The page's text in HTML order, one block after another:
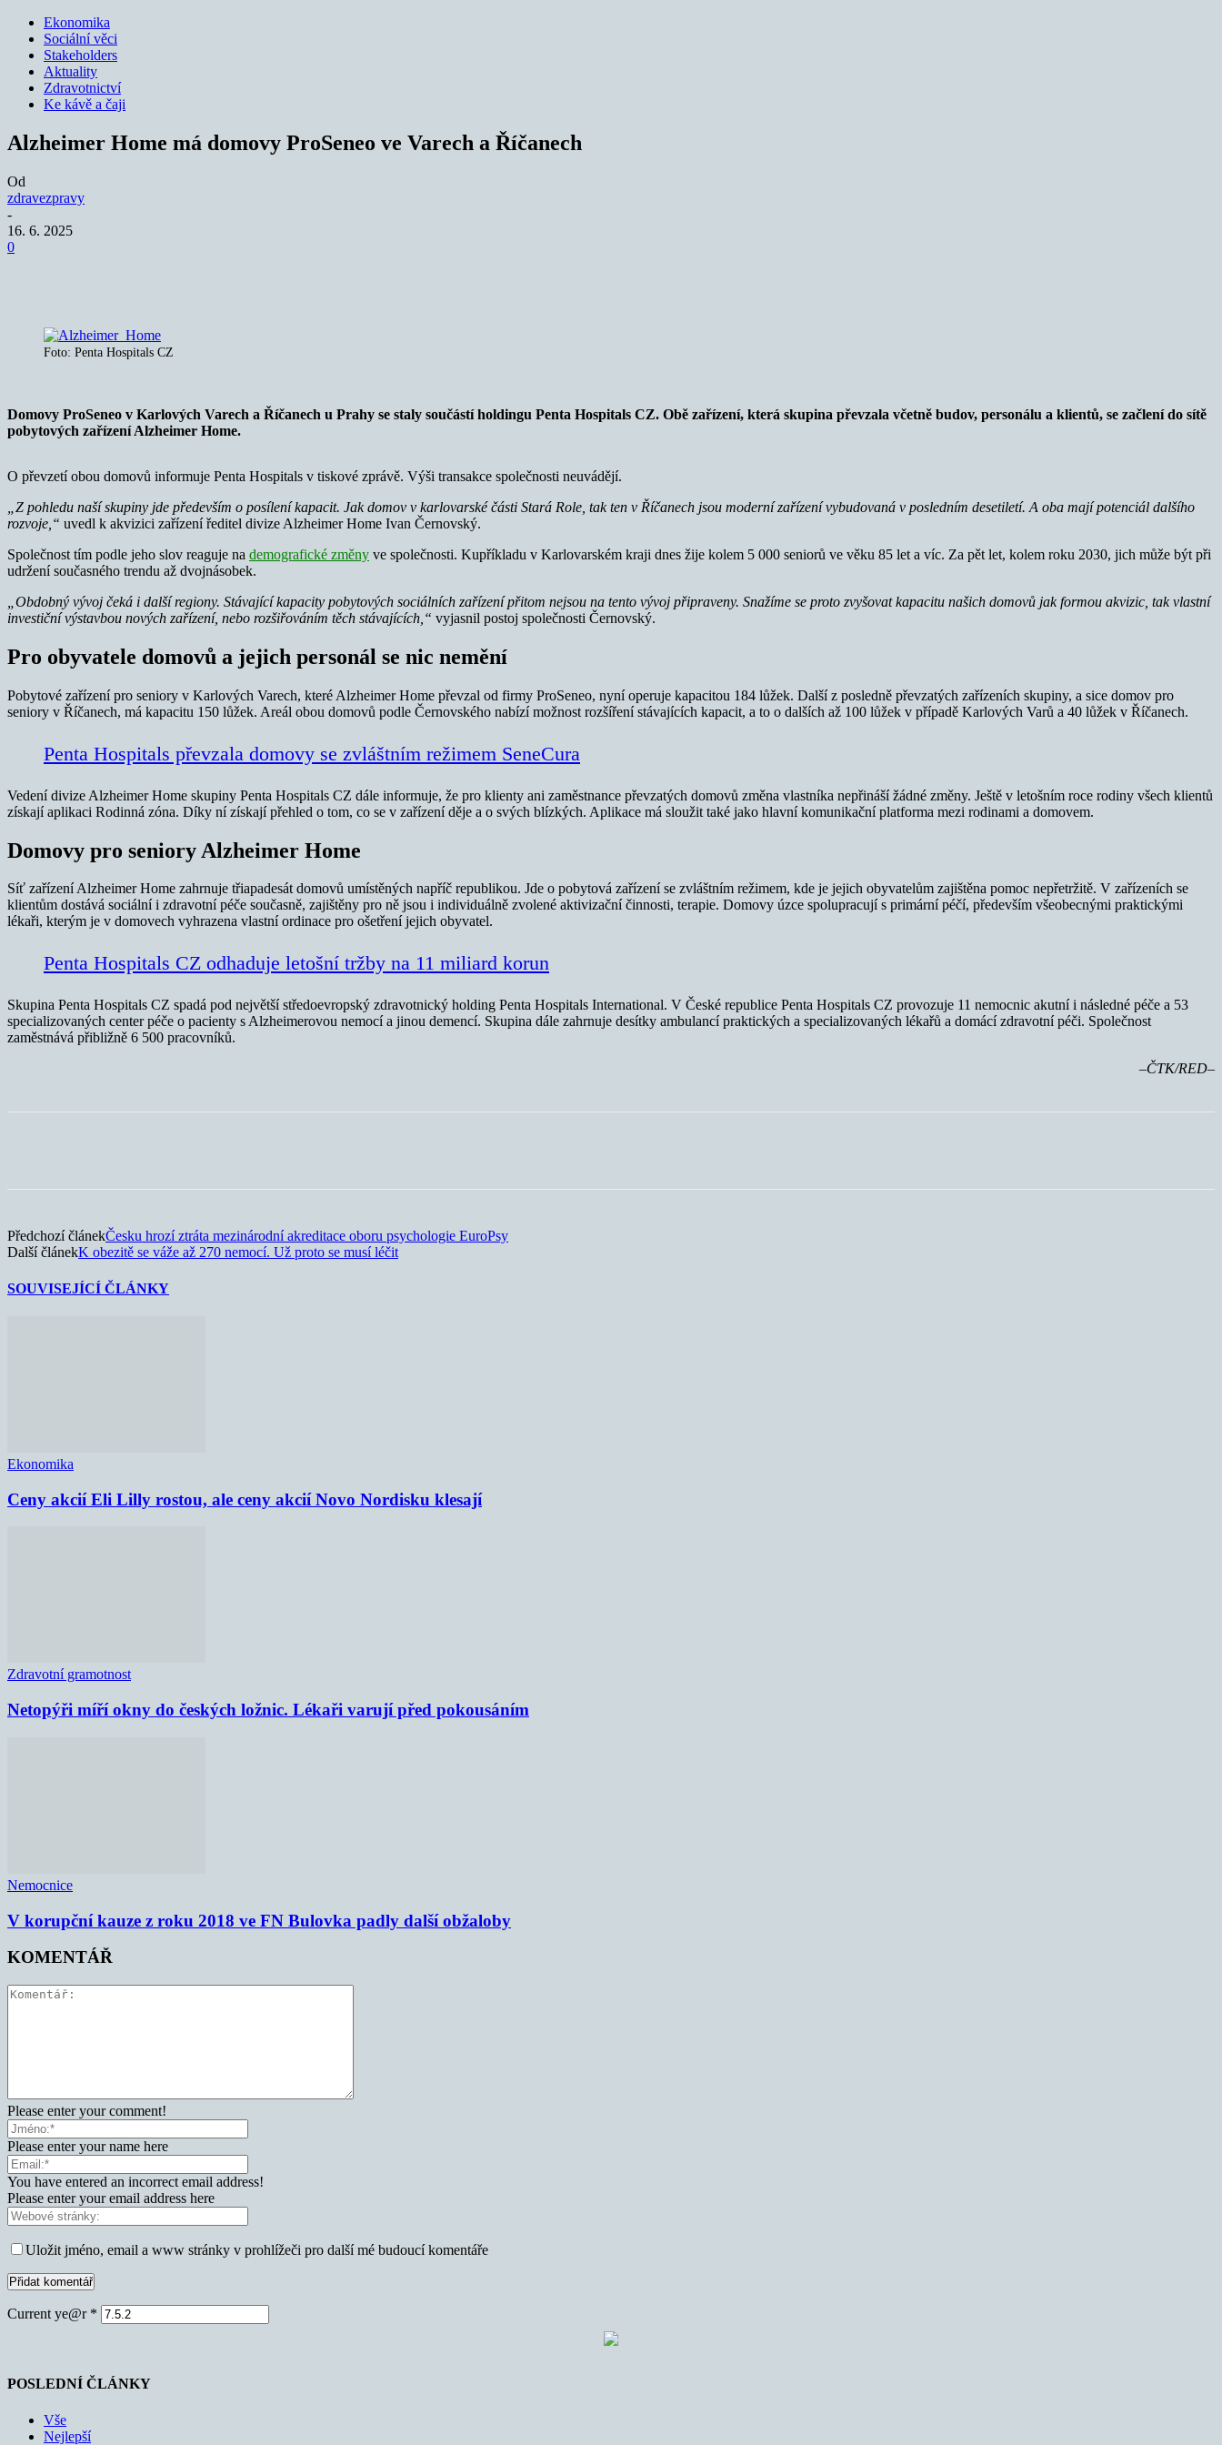
Ekonomika
Sociální věci
Stakeholders
Aktuality
Zdravotnictví
Ke kávě a čaji
Alzheimer Home má domovy ProSeneo ve Varech a Říčanech
Od
zdravezpravy
-
16. 6. 2025
0
Foto: Penta Hospitals CZ
Domovy ProSeneo v Karlových Varech a Říčanech u Prahy se staly součástí holdingu Penta Hospitals CZ. Obě zařízení, která skupina převzala včetně budov, personálu a klientů, se začlení do sítě
pobytových zařízení Alzheimer Home.
O převzetí obou domovů informuje Penta Hospitals v tiskové zprávě. Výši transakce společnosti neuvádějí.
„Z pohledu naší skupiny jde především o posílení kapacit. Jak domov v karlovarské části Stará Role, tak ten v Říčanech jsou moderní zařízení vybudovaná v posledním desetiletí. A oba mají potenciál dalšího
rozvoje,“ uvedl k akvizici zařízení ředitel divize Alzheimer Home Ivan Černovský.
Společnost tím podle jeho slov reaguje na demografické změny ve společnosti. Kupříkladu v Karlovarském kraji dnes žije kolem 5 000 seniorů ve věku 85 let a víc. Za pět let, kolem roku 2030, jich může být při
udržení současného trendu až dvojnásobek.
„Obdobný vývoj čeká i další regiony. Stávající kapacity pobytových sociálních zařízení přitom nejsou na tento vývoj připraveny. Snažíme se proto zvyšovat kapacitu našich domovů jak formou akvizic, tak vlastní
investiční výstavbou nových zařízení, nebo rozšiřováním těch stávajících,“ vyjasnil postoj společnosti Černovský.
Pro obyvatele domovů a jejich personál se nic nemění
Pobytové zařízení pro seniory v Karlových Varech, které Alzheimer Home převzal od firmy ProSeneo, nyní operuje kapacitou 184 lůžek. Další z posledně převzatých zařízeních skupiny, a sice domov pro
seniory v Říčanech, má kapacitu 150 lůžek. Areál obou domovů podle Černovského nabízí možnost rozšíření stávajících kapacit, a to o dalších až 100 lůžek v případě Karlových Varů a 40 lůžek v Říčanech.
Penta Hospitals převzala domovy se zvláštním režimem SeneCura
Vedení divize Alzheimer Home skupiny Penta Hospitals CZ dále informuje, že pro klienty ani zaměstnance převzatých domovů změna vlastníka nepřináší žádné změny. Ještě v letošním roce rodiny všech klientů
získají aplikaci Rodinná zóna. Díky ní získají přehled o tom, co se v zařízení děje a o svých blízkých. Aplikace má sloužit také jako hlavní komunikační platforma mezi rodinami a domovem.
Domovy pro seniory Alzheimer Home
Síť zařízení Alzheimer Home zahrnuje třiapadesát domovů umístěných napříč republikou. Jde o pobytová zařízení se zvláštním režimem, kde je jejich obyvatelům zajištěna pomoc nepřetržitě. V zařízeních se
klientům dostává sociální i zdravotní péče současně, zajištěny pro ně jsou i individuálně zvolené aktivizační činnosti, terapie. Domovy úzce spolupracují s primární péčí, především všeobecnými praktickými
lékaři, kterým je v domovech vyhrazena vlastní ordinace pro ošetření jejich obyvatel.
Penta Hospitals CZ odhaduje letošní tržby na 11 miliard korun
Skupina Penta Hospitals CZ spadá pod největší středoevropský zdravotnický holding Penta Hospitals International. V České republice Penta Hospitals CZ provozuje 11 nemocnic akutní i následné péče a 53
specializovaných center péče o pacienty s Alzheimerovou nemocí a jinou demencí. Skupina dále zahrnuje desítky ambulancí praktických a specializovaných lékařů a domácí zdravotní péči. Společnost
zaměstnává přibližně 6 500 pracovníků.
–ČTK/RED–
Předchozí článekČesku hrozí ztráta mezinárodní akreditace oboru psychologie EuroPsy
Další článekK obezitě se váže až 270 nemocí. Už proto se musí léčit
SOUVISEJÍCÍ ČLÁNKY
Ekonomika
Ceny akcií Eli Lilly rostou, ale ceny akcií Novo Nordisku klesají
Zdravotní gramotnost
Netopýři míří okny do českých ložnic. Lékaři varují před pokousáním
Nemocnice
V korupční kauze z roku 2018 ve FN Bulovka padly další obžaloby
KOMENTÁŘ
Please enter your comment!
Please enter your name here
You have entered an incorrect email address!
Please enter your email address here
Uložit jméno, email a www stránky v prohlížeči pro další mé budoucí komentáře
Current ye@r *
POSLEDNÍ ČLÁNKY
Vše
Nejlepší